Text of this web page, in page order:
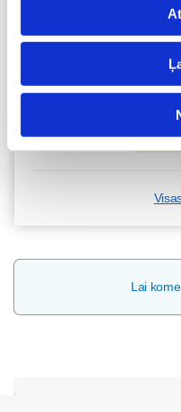
Kā bērnam iekļauties
Diānas Zandes lekcija
Brīvo vietu skaits:7
Lai